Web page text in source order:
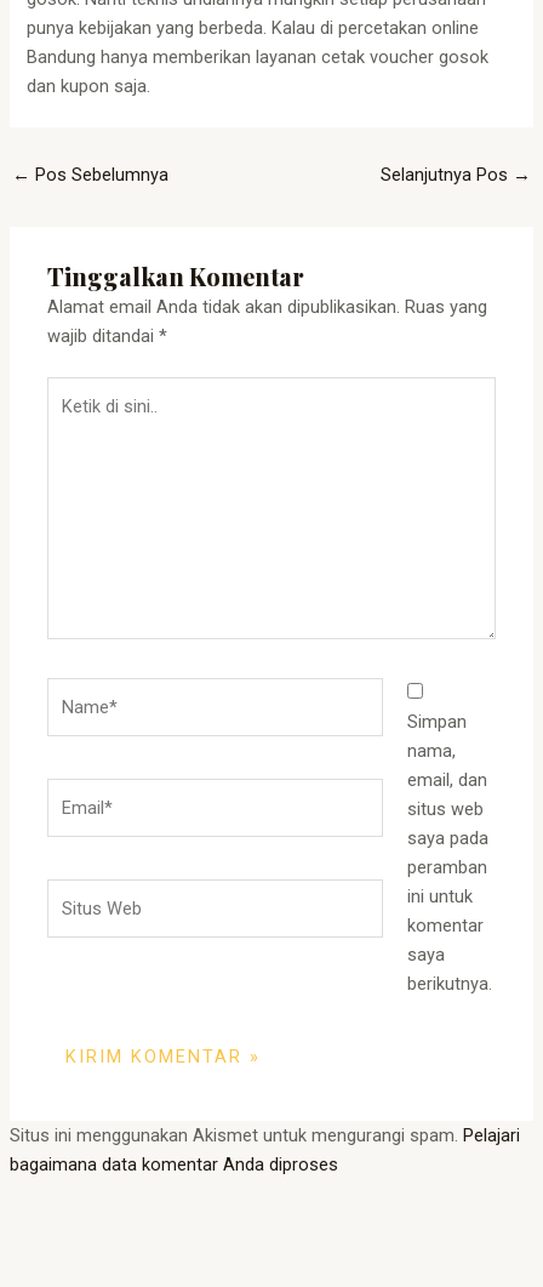
punya kebijakan yang berbeda. Kalau di percetakan online
Bandung hanya memberikan layanan cetak voucher gosok
dan kupon saja.
← Pos Sebelumnya Selanjutnya Pos →
Tinggalkan Komentar
Alamat email Anda tidak akan dipublikasikan. Ruas yang
wajib ditandai*
Simpan
nama,
email, dan
situs web
saya pada
peramban
ini untuk
komentar
saya
berikutnya.
Situs ini menggunakan Akismet untuk mengurangi spam. Pelajari
bagaimana data komentar Anda diproses